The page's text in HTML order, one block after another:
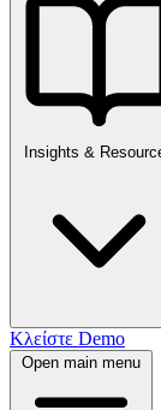
Insights &
Κλείστε Demo
Open main menu